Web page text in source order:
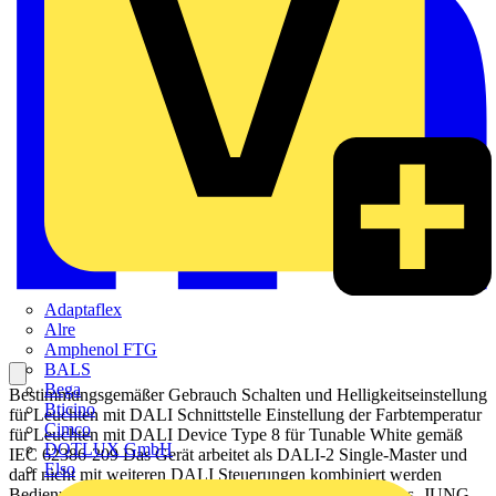
Adaptaflex
Alre
Amphenol FTG
BALS
Bega
Bticino
Cimco
DOTLUX GmbH
Elso
Bestimmungsgemäßer Gebrauch Schalten und Helligkeitseinstellung
für Leuchten mit DALI Schnittstelle Einstellung der Farbtemperatur
für Leuchten mit DALI Device Type 8 für Tunable White gemäß
IEC 62386-209 Das Gerät arbeitet als DALI-2 Single-Master und
darf nicht mit weiteren DALI Steuerungen kombiniert werden